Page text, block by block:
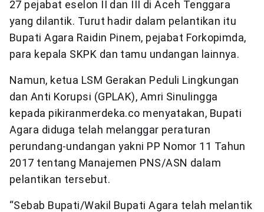
27 pejabat eselon II dan III di Aceh Tenggara
yang dilantik. Turut hadir dalam pelantikan itu
Bupati Agara Raidin Pinem, pejabat Forkopimda,
para kepala SKPK dan tamu undangan lainnya.
Namun, ketua LSM Gerakan Peduli Lingkungan
dan Anti Korupsi (GPLAK), Amri Sinulingga
kepada pikiranmerdeka.co menyatakan, Bupati
Agara diduga telah melanggar peraturan
perundang-undangan yakni PP Nomor 11 Tahun
2017 tentang Manajemen PNS/ASN dalam
pelantikan tersebut.
“Sebab Bupati/Wakil Bupati Agara telah melantik